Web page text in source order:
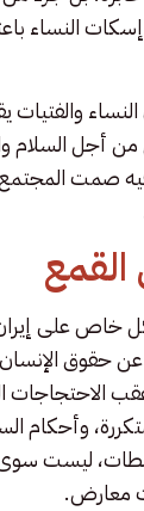
النساء
والفتيات
أجل السلام
صمت المجتمع
خاص على
حقوق
الاحتجاجات
وأحكام
ليست
معارض.